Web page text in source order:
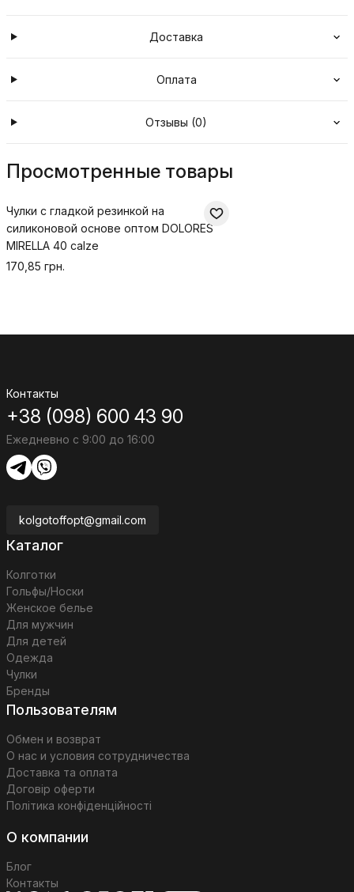
Доставка
Оплата
Отзывы (0)
Просмотренные товары
Чулки с гладкой резинкой на
силиконовой основе оптом DOLORES
MIRELLA 40 calze
170,85 грн.
Контакты
+38 (098) 600 43 90
Ежедневно с 9:00 до 16:00
kolgotoffopt@gmail.com
Каталог
Колготки
Гольфы/Носки
Женское белье
Для мужчин
Для детей
Одежда
Чулки
Бренды
Пользователям
Обмен и возврат
О нас и условия сотрудничества
Доставка та оплата
Договір оферти
Політика конфіденційності
О компании
Блог
Контакты